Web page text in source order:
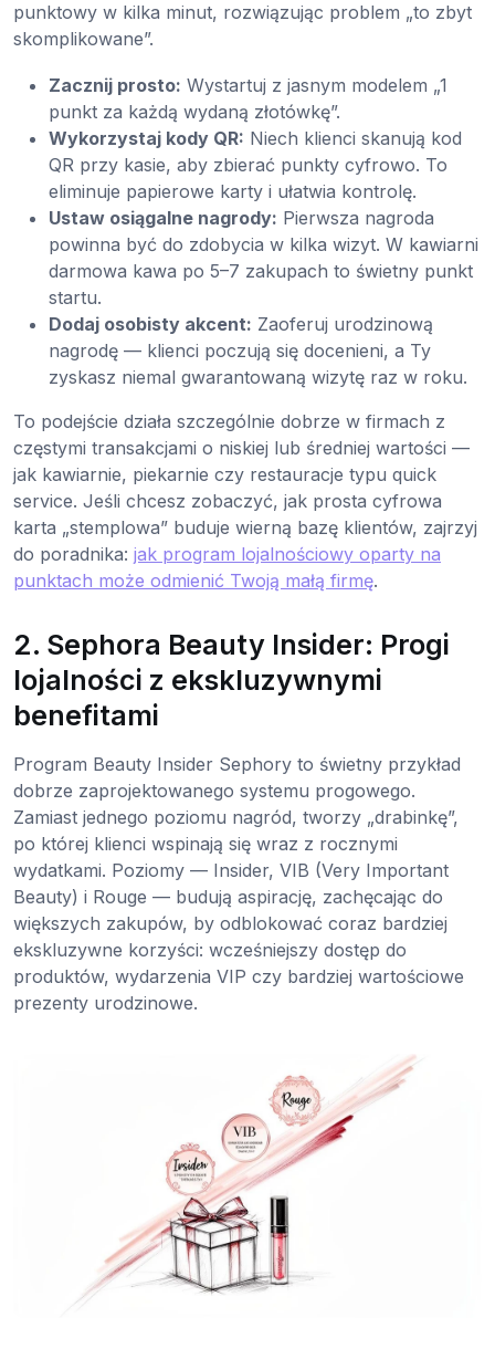
punktowy w kilka minut, rozwiązując problem „to zbyt
skomplikowane”.
Zacznij prosto: Wystartuj z jasnym modelem „1
punkt za każdą wydaną złotówkę”.
Wykorzystaj kody QR: Niech klienci skanują kod
QR przy kasie, aby zbierać punkty cyfrowo. To
eliminuje papierowe karty i ułatwia kontrolę.
Ustaw osiągalne nagrody: Pierwsza nagroda
powinna być do zdobycia w kilka wizyt. W kawiarni
darmowa kawa po 5–7 zakupach to świetny punkt
startu.
Dodaj osobisty akcent: Zaoferuj urodzinową
nagrodę — klienci poczują się docenieni, a Ty
zyskasz niemal gwarantowaną wizytę raz w roku.
To podejście działa szczególnie dobrze w firmach z
częstymi transakcjami o niskiej lub średniej wartości —
jak kawiarnie, piekarnie czy restauracje typu quick
service. Jeśli chcesz zobaczyć, jak prosta cyfrowa
karta „stemplowa” buduje wierną bazę klientów, zajrzyj
do poradnika: jak program lojalnościowy oparty na
punktach może odmienić Twoją małą firmę.
2. Sephora Beauty Insider: Progi
lojalności z ekskluzywnymi
benefitami
Program Beauty Insider Sephory to świetny przykład
dobrze zaprojektowanego systemu progowego.
Zamiast jednego poziomu nagród, tworzy „drabinkę”,
po której klienci wspinają się wraz z rocznymi
wydatkami. Poziomy — Insider, VIB (Very Important
Beauty) i Rouge — budują aspirację, zachęcając do
większych zakupów, by odblokować coraz bardziej
ekskluzywne korzyści: wcześniejszy dostęp do
produktów, wydarzenia VIP czy bardziej wartościowe
prezenty urodzinowe.